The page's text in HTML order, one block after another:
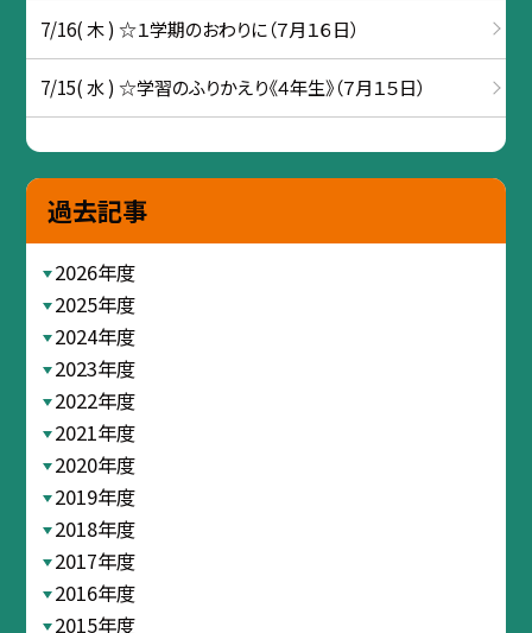
7/16( 木 ) ☆１学期のおわりに（７月１６日）
7/15( 水 ) ☆学習のふりかえり《４年生》（７月１５日）
過去記事
2026年度
2025年度
2024年度
2023年度
2022年度
2021年度
2020年度
2019年度
2018年度
2017年度
2016年度
2015年度